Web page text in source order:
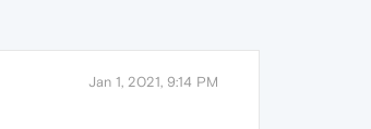
Jan 1, 2021, 9:14 PM